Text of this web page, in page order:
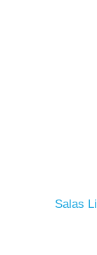
Salas